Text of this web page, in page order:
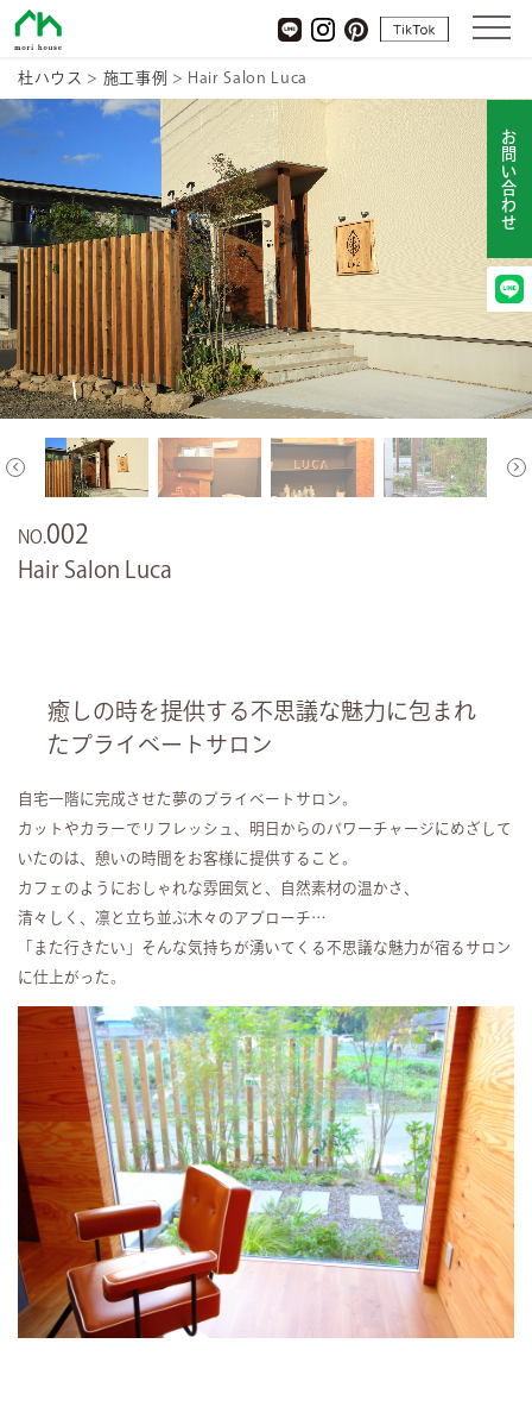
LINE Instagram
pinterest tiktok
杜ハウス > 施工事例 > Hair Salon Luca
NO. 002
Hair Salon Luca
癒しの時を提供する不思議な魅力に包まれ
たプライベートサロン
自宅一階に完成させた夢のプライベートサロン。
カットやカラーでリフレッシュ、明日からのパワーチャージにめざして
いたのは、憩いの時間をお客様に提供すること。
カフェのようにおしゃれな雰囲気と、自然素材の温かさ、
清々しく、凛と立ち並ぶ木々のアプローチ…
「また行きたい」そんな気持ちが湧いてくる不思議な魅力が宿るサロン
に仕上がった。
お問い合わせ